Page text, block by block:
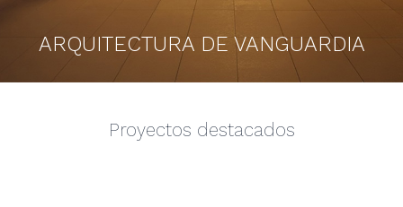
ARQUITECTURA DE VANGUARDIA
Proyectos destacados